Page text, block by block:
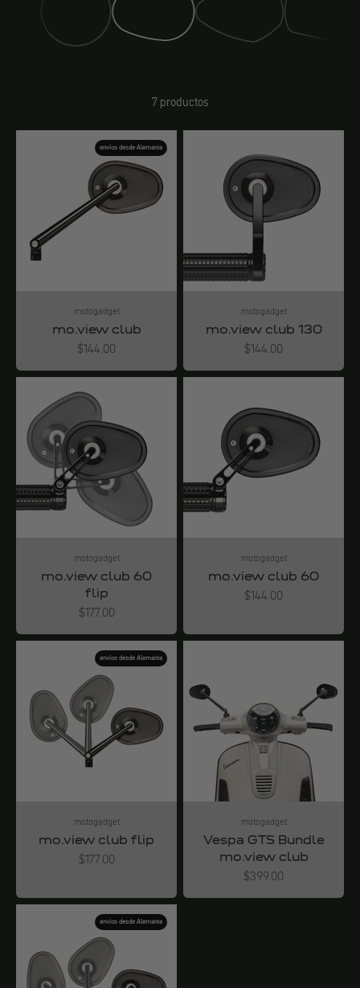
7 productos
envíos desde Alemania
motogadget
mo.view club
Angebot
$144.00
motogadget
mo.view club 130
Angebot
$144.00
motogadget
mo.view club 60
flip
Angebot
$177.00
motogadget
mo.view club 60
Angebot
$144.00
envíos desde Alemania
motogadget
mo.view club flip
Angebot
$177.00
motogadget
Vespa GTS Bundle
mo.view club
Angebot
$399.00
envíos desde Alemania